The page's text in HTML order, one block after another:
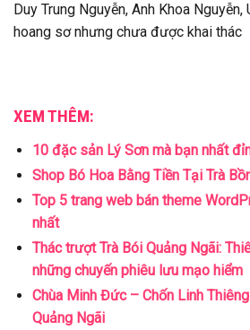
Duy Trung Nguyễn, Anh Khoa Nguyễn,
hoang sơ nhưng chưa được khai thác
XEM THÊM:
10 đặc sản Lý Sơn mà bạn nhất
Shop Bó Hoa Bằng Tiền Tại Trà
Top 5 trang web bán theme
nhất
Thác trượt Trà Bói Quảng Ngãi:
những chuyến phiêu lưu mạo hiểm
Chùa Minh Đức – Chốn Linh
Quảng Ngãi